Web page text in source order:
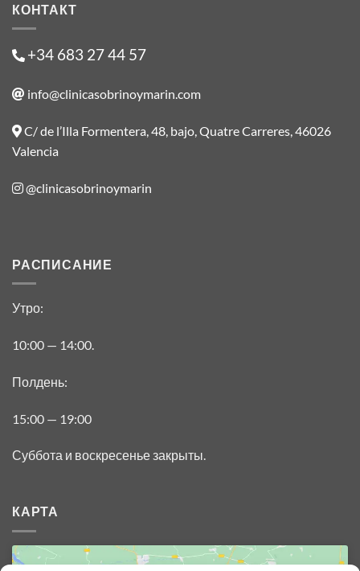
КОНТАКТ
+34 683 27 44 57
info@clinicasobrinoymarin.com
C/ de l’Illa Formentera, 48, bajo, Quatre Carreres, 46026
Valencia
@clinicasobrinoymarin
РАСПИСАНИЕ
Утро:
10:00 — 14:00.
Полдень:
15:00 — 19:00
Суббота и воскресенье закрыты.
КАРТА